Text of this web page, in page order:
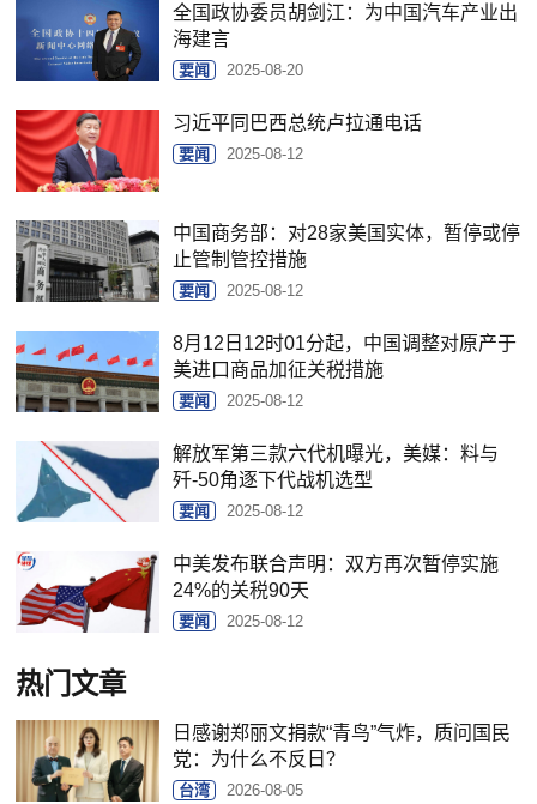
全国政协委员胡剑江：为中国汽车产业出
海建言
要闻 2025-08-20
习近平同巴西总统卢拉通电话
要闻 2025-08-12
中国商务部：对28家美国实体，暂停或停
止管制管控措施
要闻 2025-08-12
8月12日12时01分起，中国调整对原产于
美进口商品加征关税措施
要闻 2025-08-12
解放军第三款六代机曝光，美媒：料与
歼-50角逐下代战机选型
要闻 2025-08-12
中美发布联合声明：双方再次暂停实施
24%的关税90天
要闻 2025-08-12
热门文章
日感谢郑丽文捐款“青鸟”气炸，质问国民
党：为什么不反日？
台湾 2026-08-05